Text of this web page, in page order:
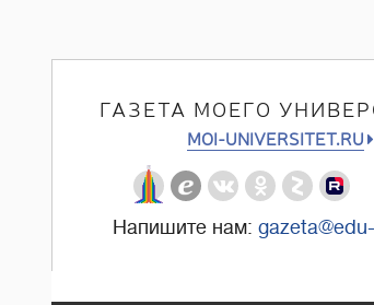
ГАЗЕТА МОЕГО
MOI-UNIVERSITET.RU
Напишите нам: